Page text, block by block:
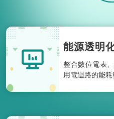
能源透明
整合數位電表
用電迴路的能耗